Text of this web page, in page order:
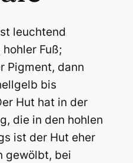
leuchtend
Fuß;
Pigment, dann
bis
Hut hat in der
die in den hohlen
ist der Hut eher
gewölbt, bei